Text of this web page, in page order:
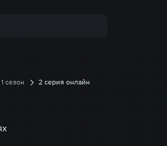
1 сезон 2 серия онлайн